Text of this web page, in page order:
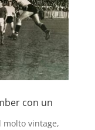
con un
molto vintage,